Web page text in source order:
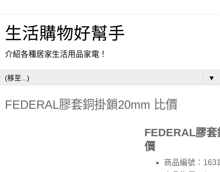
生活購物好幫手
介紹各種居家生活用品家電！
▼
FEDERAL膠套銅掛鎖20mm 比價
FEDERAL膠
價
商品編號：